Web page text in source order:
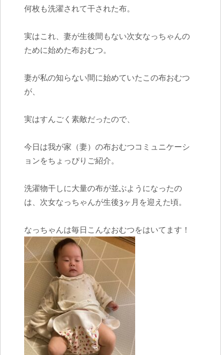
何枚も洗濯されて干された布。
実はこれ、妻が生後間もない次女なっちゃんの
ために始めた布おむつ。
妻が私の知らない間に始めていたこの布おむつ
が、
実はすんごく素敵だったので、
今日は我が家（妻）の布おむつコミュニケーシ
ョンをちょっぴりご紹介。
洗濯物干しに大量の布が並ぶようになったの
は、次女なっちゃんが生後3ヶ月を迎えた頃。
なっちゃんは毎日こんなおむつをはいてます！